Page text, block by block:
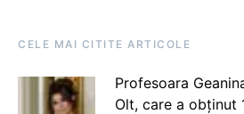
CELE MAI CITITE ARTICOLE
Profesoara
Olt, care a obținut